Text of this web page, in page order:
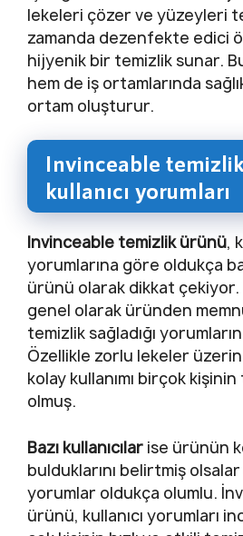
lekeleri çözer ve yüzeyleri
zamanda dezenfekte edici
hijyenik bir temizlik sunar.
hem de iş ortamlarında
ortam oluşturur.
Invinceable
kullanıcı yorumları
Invinceable temizlik ürünü,
yorumlarına göre oldukça
ürünü olarak dikkat çekiyor.
genel olarak üründen
temizlik sağladığı
Özellikle zorlu lekeler
kolay kullanımı birçok
olmuş.
Bazı kullanıcılar ise ürünün
bulduklarını belirtmiş
yorumlar oldukça olumlu.
ürünü, kullanıcı yorumları